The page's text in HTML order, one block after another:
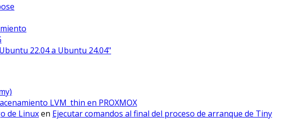
22.04 a Ubuntu 24.04"
LVM_thin en PROXMOX
de Linuxen Ejecutar comandos al final del proceso de arranque de Tiny